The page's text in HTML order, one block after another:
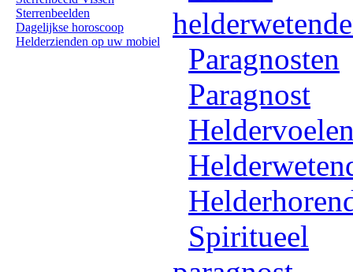
Sterrenbeelden
Dagelijkse horoscoop
Helderzienden op uw mobiel
Paragnosten
Paragnost
Spiritueel